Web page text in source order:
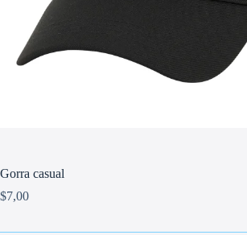
Gorra casual
$7,00